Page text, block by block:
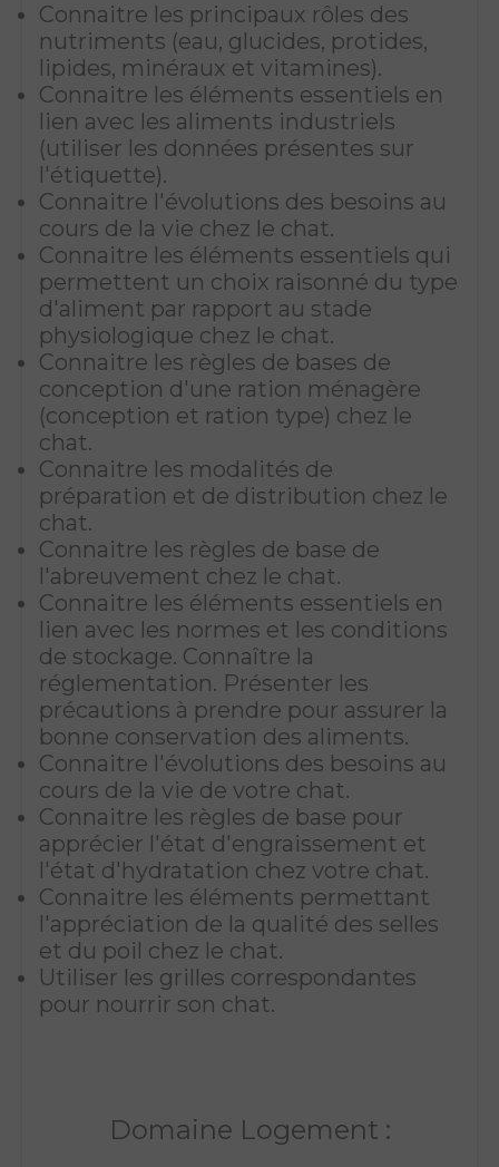
Connaitre les principaux rôles des
nutriments (eau, glucides, protides,
lipides, minéraux et vitamines).
Connaitre les éléments essentiels en
lien avec les aliments industriels
(utiliser les données présentes sur
l'étiquette).
Connaitre l'évolutions des besoins au
cours de la vie chez le chat.
Connaitre les éléments essentiels qui
permettent un choix raisonné du type
d'aliment par rapport au stade
physiologique chez le chat.
Connaitre les règles de bases de
conception d'une ration ménagère
(conception et ration type) chez le
chat.
Connaitre les modalités de
préparation et de distribution chez le
chat.
Connaitre les règles de base de
l'abreuvement chez le chat.
Connaitre les éléments essentiels en
lien avec les normes et les conditions
de stockage. Connaître la
réglementation. Présenter les
précautions à prendre pour assurer la
bonne conservation des aliments.
Connaitre l'évolutions des besoins au
cours de la vie de votre chat.
Connaitre les règles de base pour
apprécier l'état d'engraissement et
l'état d'hydratation chez votre chat.
Connaitre les éléments permettant
l'appréciation de la qualité des selles
et du poil chez le chat.
Utiliser les grilles correspondantes
pour nourrir son chat.
Domaine Logement :